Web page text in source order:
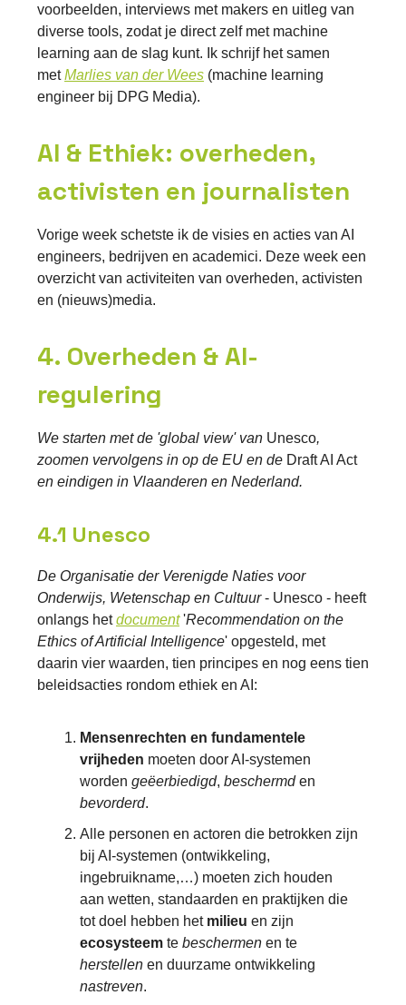
voorbeelden, interviews met makers en uitleg van
diverse tools, zodat je direct zelf met machine
learning aan de slag kunt. Ik schrijf het samen
metMarlies van der Wees (machine learning
engineer bij DPG Media).
AI & Ethiek: overheden,
activisten en journalisten
Vorige week schetste ik de visies en acties van AI
engineers, bedrijven en academici. Deze week een
overzicht van activiteiten van overheden, activisten
en (nieuws)media.
4. Overheden & AI-
regulering
We starten met de 'global view' van Unesco,
zoomen vervolgens in op de EU en de Draft AI Act
en eindigen in Vlaanderen en Nederland.
4.1 Unesco
De Organisatie der Verenigde Naties voor
Onderwijs, Wetenschap en Cultuur- Unesco - heeft
onlangs hetdocument'Recommendation on the
Ethics of Artificial Intelligence' opgesteld, met
daarin vier waarden, tien principes en nog eens tien
beleidsacties rondom ethiek en AI:
Mensenrechten en fundamentele
vrijheden moeten door AI-systemen
worden geëerbiedigd, beschermden
bevorderd.
Alle personen en actoren die betrokken zijn
bij AI-systemen (ontwikkeling,
ingebruikname,…) moeten zich houden
aan wetten, standaarden en praktijken die
tot doel hebben het milieu en zijn
ecosysteem te beschermen en te
herstellen en duurzame ontwikkeling
nastreven.